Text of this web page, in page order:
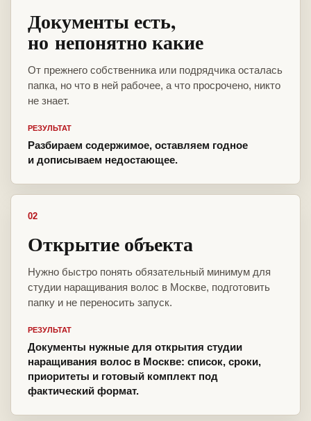
Документы есть,
но непонятно какие
От прежнего собственника или подрядчика осталась
папка, но что в ней рабочее, а что просрочено, никто
не знает.
РЕЗУЛЬТАТ
Разбираем содержимое, оставляем годное
и дописываем недостающее.
02
Открытие объекта
Нужно быстро понять обязательный минимум для
студии наращивания волос в Москве, подготовить
папку и не переносить запуск.
РЕЗУЛЬТАТ
Документы нужные для открытия студии
наращивания волос в Москве: список, сроки,
приоритеты и готовый комплект под
фактический формат.